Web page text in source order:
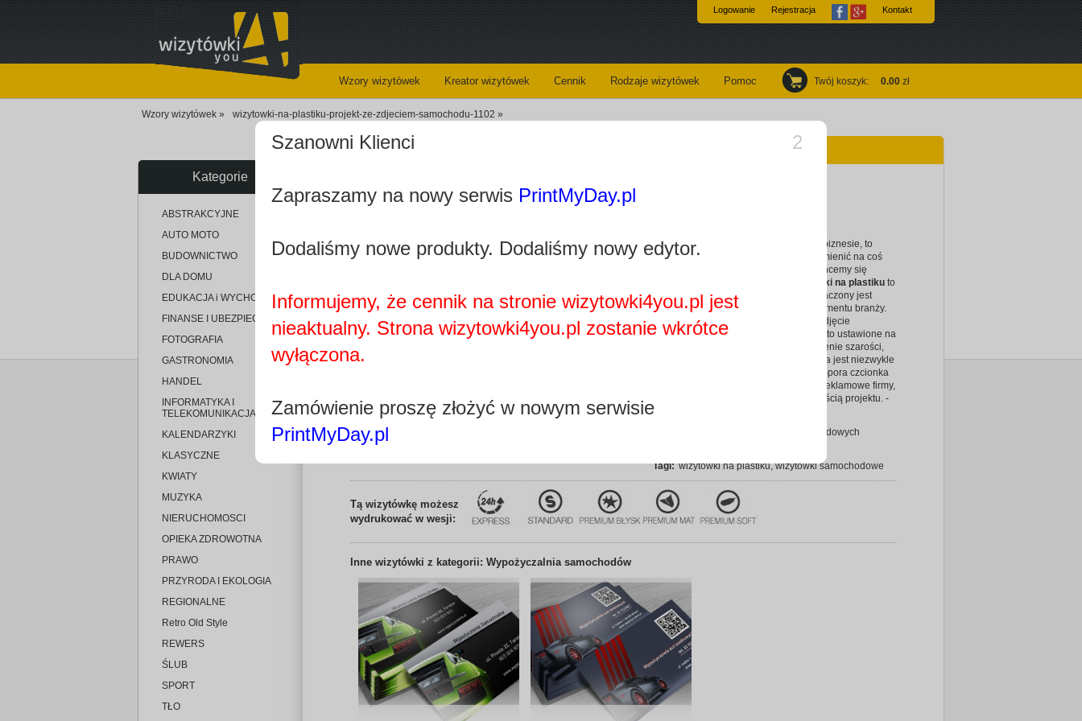
Wzory wizytówek Kreator wizytówek Cennik Rodzaje wizytówek Pomoc
Logowanie Rejestracja Kontakt
Twój koszyk: 0.00 zł
Wzory wizytówek » wizytowki-na-plastiku-projekt-ze-zdjeciem-samochodu-1102 »
Kategorie
ABSTRAKCYJNE
AUTO MOTO
BUDOWNICTWO
DLA DOMU
EDUKACJA i WYCHOWANIE
FINANSE I UBEZPIECZENIA
FOTOGRAFIA
GASTRONOMIA
HANDEL
INFORMATYKA I
TELEKOMUNIKACJA
KALENDARZYKI
KLASYCZNE
KWIATY
MUZYKA
NIERUCHOMOSCI
OPIEKA ZDROWOTNA
PRAWO
PRZYRODA I EKOLOGIA
REGIONALNE
Retro Old Style
REWERS
ŚLUB
SPORT
TŁO
ABC
Edytuj wizytówkę
Wizytówki - opis: Jeśli chcemy osiągnąć sukces w biznesie, to
klasyczną wizytówkę możemy zamienić na coś
bardziej współczesnego. Jeżeli chcemy się
wizytówki na plastiku to
dobry pomysł. Ten projekt przeznaczony jest
głównie dla motoryzacyjnego segmentu branży.
Tło stanowi bardzo realistyczne zdjęcie
przedstawiające duże, srebrne auto ustawione na
podłodze w szachownicę. Połączenie szarości,
bieli i czerni sprawia, że wizytówka jest niezwykle
ciekawa i w pełni profesjonalna. Spora czcionka
pozwala umieścić nazwę i hasło reklamowe firmy,
przyciąga wzrok i współgra z całością projektu. -
wypożyczalni samochodów, zawodowych
Tagi: wizytówki na plastiku, wizytówki samochodowe
Tą wizytówkę możesz
wydrukować w wesji:
Inne wizytówki z kategorii: Wypożyczalnia samochodów
2
Szanowni Klienci
Zapraszamy na nowy serwis PrintMyDay.pl
Dodaliśmy nowe produkty. Dodaliśmy nowy edytor.
Informujemy, że cennik na stronie wizytowki4you.pl jest
nieaktualny. Strona wizytowki4you.pl zostanie wkrótce
wyłączona.
Zamówienie proszę złożyć w nowym serwisie
PrintMyDay.pl